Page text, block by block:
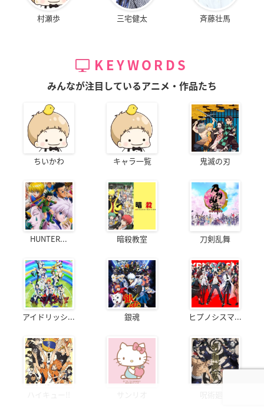
村瀬歩 三宅健太 斉藤壮馬
KEYWORDS
みんなが注目しているアニメ・作品たち
ちいかわ キャラ一覧 鬼滅の刃
HUNTER... 暗殺教室 刀剣乱舞
アイドリッシ... 銀魂 ヒプノシスマ...